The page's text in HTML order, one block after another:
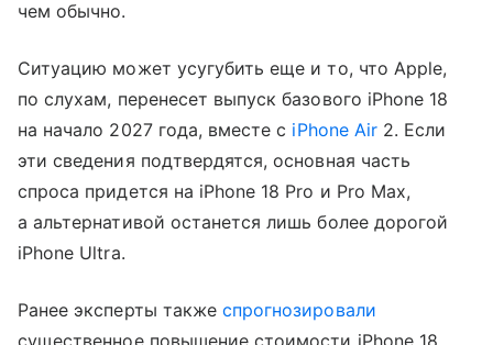
чем обычно.
Ситуацию может усугубить еще и то, что Apple,
по слухам, перенесет выпуск базового iPhone 18
на начало 2027 года, вместе с iPhone Air2. Если
эти сведения подтвердятся, основная часть
спроса придется на iPhone 18 Pro и Pro Max,
а альтернативой останется лишь более дорогой
iPhone Ultra.
Ранее эксперты такжеспрогнозировали